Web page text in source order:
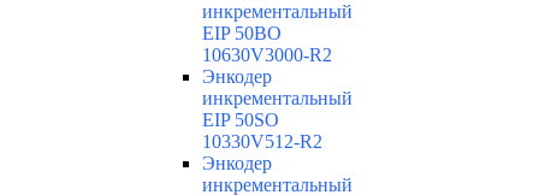
инкрементальный
EIP 50BO
10630V3000-R2
Энкодер
инкрементальный
EIP 50SO
10330V512-R2
Энкодер
инкрементальный